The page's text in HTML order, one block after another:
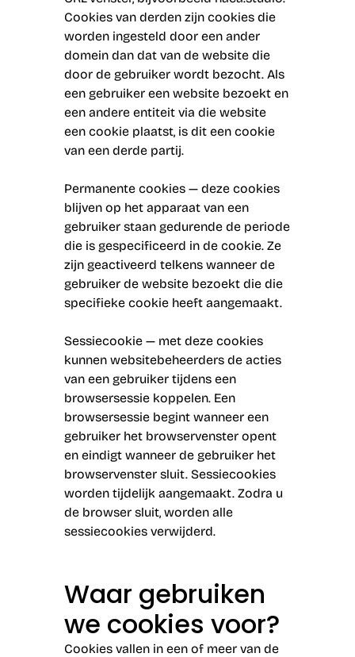
Cookies van derden zijn cookies die
worden ingesteld door een ander
domein dan dat van de website die
door de gebruiker wordt bezocht. Als
een gebruiker een website bezoekt en
een andere entiteit via die website
een cookie plaatst, is dit een cookie
van een derde partij.
Permanente cookies — deze cookies
blijven op het apparaat van een
gebruiker staan gedurende de periode
die is gespecificeerd in de cookie. Ze
zijn geactiveerd telkens wanneer de
gebruiker de website bezoekt die die
specifieke cookie heeft aangemaakt.
Sessiecookie — met deze cookies
kunnen websitebeheerders de acties
van een gebruiker tijdens een
browsersessie koppelen. Een
browsersessie begint wanneer een
gebruiker het browservenster opent
en eindigt wanneer de gebruiker het
browservenster sluit. Sessiecookies
worden tijdelijk aangemaakt. Zodra u
de browser sluit, worden alle
sessiecookies verwijderd.
Waar gebruiken
we cookies voor?
Cookies vallen in een of meer van de